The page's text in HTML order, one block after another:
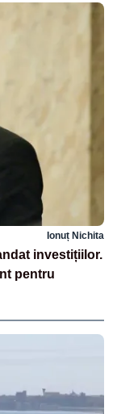
Ionuț Nichita
investițiilor.
pentru